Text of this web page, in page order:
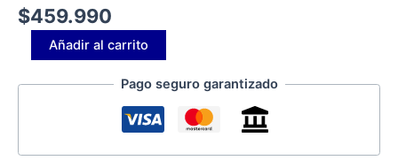
$459.990
Añadir al carrito
Pago seguro garantizado